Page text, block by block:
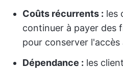
Coûts récurrents : les
continuer à payer des
pour conserver l'accès
Dépendance : les